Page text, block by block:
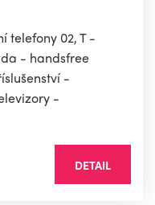
telefony 02, T -
- handsfree
-
-
DETAIL